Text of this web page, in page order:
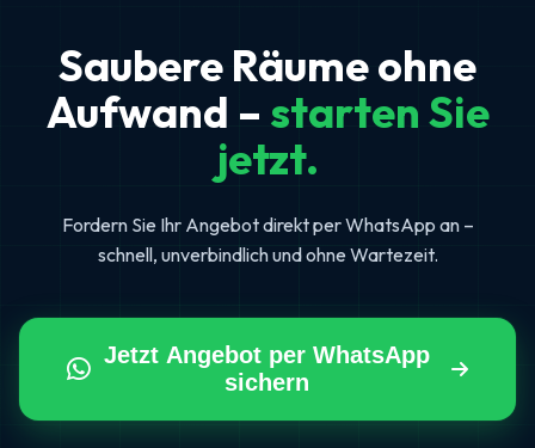
Saubere Räume ohne
Aufwand – starten Sie
jetzt.
Fordern Sie Ihr Angebot direkt per WhatsApp an –
schnell, unverbindlich und ohne Wartezeit.
Jetzt Angebot per WhatsApp
sichern